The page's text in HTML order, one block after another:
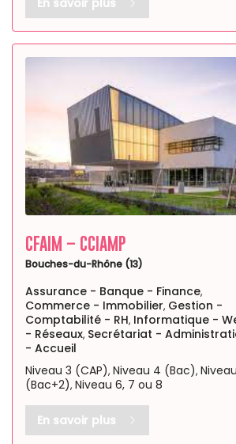
En savoir plus
CFAIM – CCIAMP
Bouches-du-Rhône (13)
Assurance - Banque - Finance,
Commerce - Immobilier, Gestion -
Comptabilité - RH, Informatique -
- Réseaux, Secrétariat -
- Accueil
Niveau 3 (CAP), Niveau 4 (Bac),
(Bac+2), Niveau 6, 7 ou 8
En savoir plus